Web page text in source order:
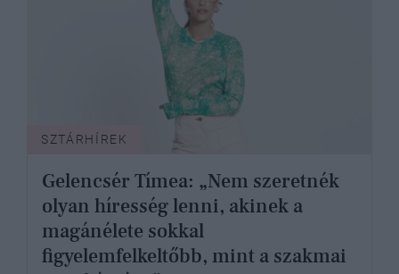
SZTÁRHÍREK
Gelencsér Tímea: „Nem szeretnék
olyan híresség lenni, akinek a
magánélete sokkal
figyelemfelkeltőbb, mint a szakmai